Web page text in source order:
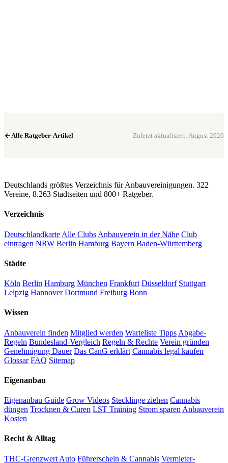
Alle Ratgeber-Artikel Zuletzt aktualisiert: August 2026
Deutschlands größtes Verzeichnis für Anbauvereinigungen. 322
Vereine, 8.263 Stadtseiten und 800+ Ratgeber.
Verzeichnis
Deutschlandkarte Alle Clubs Anbauverein in der Nähe Club
eintragen NRW Berlin Hamburg Bayern Baden-Württemberg
Städte
Köln Berlin Hamburg München Frankfurt Düsseldorf Stuttgart
Leipzig Hannover Dortmund Freiburg Bonn
Wissen
Anbauverein finden Mitglied werden Warteliste Tipps Abgabe-
Regeln Bundesland-Vergleich Regeln & Rechte Verein gründen
Genehmigung Dauer Das CanG erklärt Cannabis legal kaufen
Glossar FAQ Sitemap
Eigenanbau
Eigenanbau Guide Grow Videos Stecklinge ziehen Cannabis
düngen Trocknen & Curen LST Training Strom sparen Anbauverein
Kosten
Recht & Alltag
THC-Grenzwert Auto Führerschein & Cannabis Vermieter-